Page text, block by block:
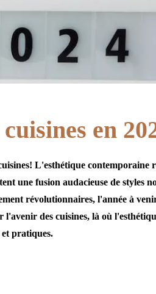
en
L'esthétique contemporaine
une fusion audacieuse de styles
révolutionnaires, l'année à
des cuisines, là où
et pratiques.